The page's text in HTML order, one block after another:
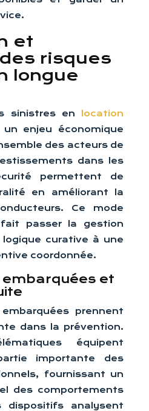
et
risques
longue
sinistres en
location
enjeu économique
des acteurs de
dans les
permettent de
en améliorant la
Ce mode
passer la gestion
logique curative à une
coordonnée.
embarquées et
prennent
dans la prévention.
équipent
importante des
fournissant un
des comportements
dispositifs analysent